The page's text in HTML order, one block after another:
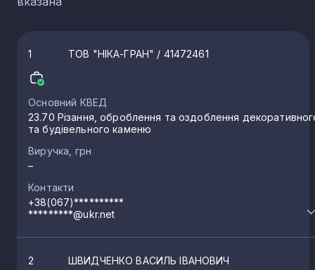
1 ТОВ "НІКА-ГРАН" / 41472461
Основний КВЕД
23.70 Різання, оброблення та оздоблення
та будівельного каменю
Виручка, грн
–
Контакти
+38(067)**********
*********@ukr.net
2 ШВИДЧЕНКО ВАСИЛЬ ІВАНОВИЧ